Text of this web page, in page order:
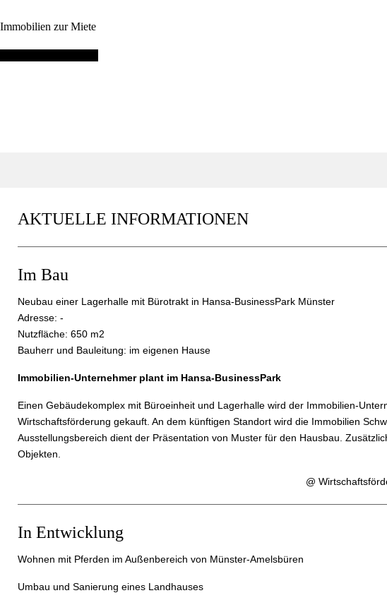
Immobilien zur Miete
AKTUELLE INFORMATIONEN
Im Bau
Neubau einer Lagerhalle mit Bürotrakt in Hansa-BusinessPark Münster
Adresse: -
Nutzfläche: 650 m2
Bauherr und Bauleitung: im eigenen Hause
Immobilien-Unternehmer plant im Hansa-BusinessPark
Einen Gebäudekomplex mit Büroeinheit und Lagerhalle wird der Immobilien-
Wirtschaftsförderung gekauft. An dem künftigen Standort wird die Immobilien
Ausstellungsbereich dient der Präsentation von Muster für den Hausbau.
Objekten.
@ Wirtschaftsförderung
In Entwicklung
Wohnen mit Pferden im Außenbereich von Münster-Amelsbüren
Umbau und Sanierung eines Landhauses